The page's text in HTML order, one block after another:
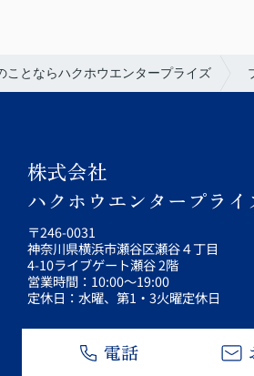
ことならハクホウエンタープライズ
株式会社
ハクホウエンタープライ
〒246-0031
神奈川県横浜市瀬谷区瀬谷４丁目
4-10ライブゲート瀬谷 2階
営業時間：10:00～19:00
定休日：水曜、第1・3火曜定休日
電話